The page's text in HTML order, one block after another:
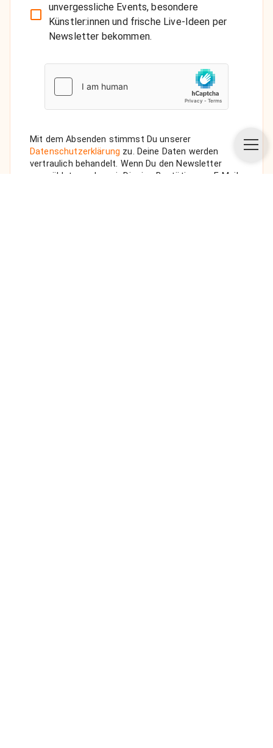
unvergessliche Events, besondere
Künstler:innen und frische Live-Ideen per
Newsletter bekommen.
Mit dem Absenden stimmst Du unserer
Datenschutzerklärung zu. Deine Daten werden
vertraulich behandelt. Wenn Du den Newsletter
auswählst, senden wir Dir eine Bestätigungs-E-Mail.